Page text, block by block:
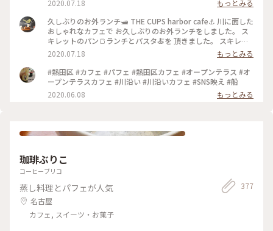
行きたいです。 ちっちゃなカヌレが気になりました😊 #名古屋
#CUPS #堀川#harbor
2020.07.18
もっとみる
久しぶりのお外ランチ🛥 THE CUPS harbor cafe⚓️ 川に面した
おしゃれなカフェで お久しぶりのお外ランチをしました。 ス
キレットのパン🍞ランチとパスタ🍝を 頂きました。 スキレッ
トパンは大好きなチーズフォンデュ🧀を選びました！ 熱々の
スキレットには手ちぎりできるふわっふわのパンの真ん中にチ
ーズがたっぷり😋 お天気は晴天☀️とはいかずでしたが、 川辺
でのランチは解放的でコロナ対策にも バッチリ👌でした。 お
いしかったー😊 #名古屋#堀川#CUPS#スキレット #お外でラン
チ
2020.07.18
もっとみる
#熱田区 #カフェ #パフェ #熱田区カフェ #オープンテラス #オ
ープンテラスカフェ #川沿い #川沿いカフェ #SNS映え #船
2020.06.08
もっとみる
珈琲ぶりこ
コーヒーブリコ
蒸し料理とパフェが人気
名古屋
カフェ, スイーツ・お菓子
377